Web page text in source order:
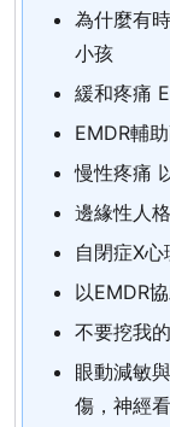
為什麼有
小孩
緩和疼痛
EMDR輔
慢性疼痛
邊緣性人
自閉症X
以EMDR
不要挖我
眼動減敏
傷，神經